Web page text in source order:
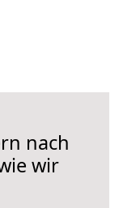
nach
wir